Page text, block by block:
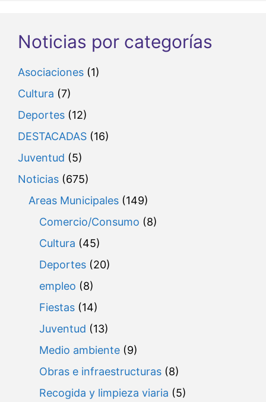
Noticias por categorías
Asociaciones (1)
Cultura (7)
Deportes (12)
DESTACADAS (16)
Juventud (5)
Noticias (675)
Areas Municipales (149)
Comercio/Consumo (8)
Cultura (45)
Deportes (20)
empleo (8)
Fiestas (14)
Juventud (13)
Medio ambiente (9)
Obras e infraestructuras (8)
Recogida y limpieza viaria (5)